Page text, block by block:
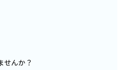
せんか？